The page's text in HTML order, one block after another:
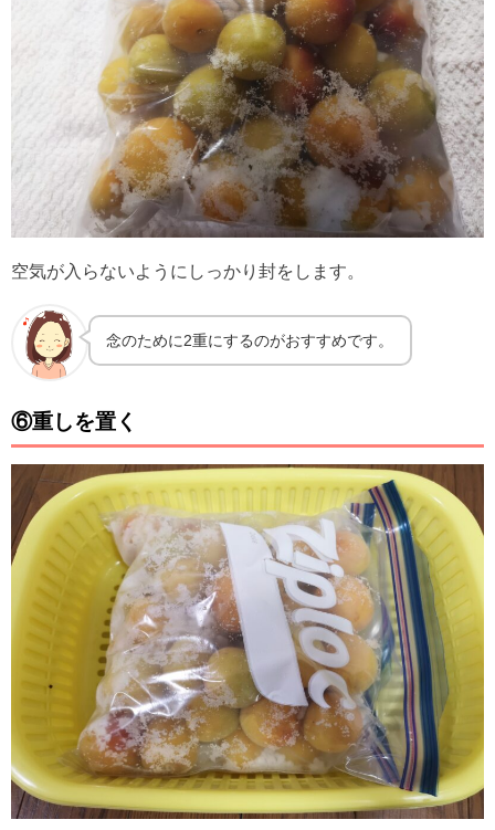
空気が入らないようにしっかり封をします。
念のために2重にするのがおすすめです。
⑥重しを置く